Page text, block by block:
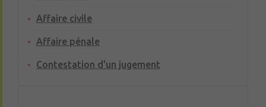
Affaire civile
Affaire pénale
Contestation d'un jugement